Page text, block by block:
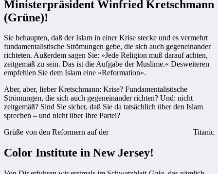
Ministerpräsident Winfried Kretschmann
(Grüne)!
Sie behaupten, daß der Islam in einer Krise stecke und es vermehrt
fundamentalistische Strömungen gebe, die sich auch gegeneinander
richteten. Außerdem sagen Sie: »Jede Religion muß darauf achten,
zeitgemäß zu sein. Das ist die Aufgabe der Muslime.« Desweiteren
empfehlen Sie dem Islam eine »Reformation«.
Aber, aber, lieber Kretschmann: Krise? Fundamentalistische
Strömungen, die sich auch gegeneinander richten? Und: nicht
zeitgemäß? Sind Sie sicher, daß Sie da tatsächlich über den Islam
sprechen – und nicht über Ihre Partei?
Grüße von den Reformern auf der
Titanic
Color Institute in New Jersey!